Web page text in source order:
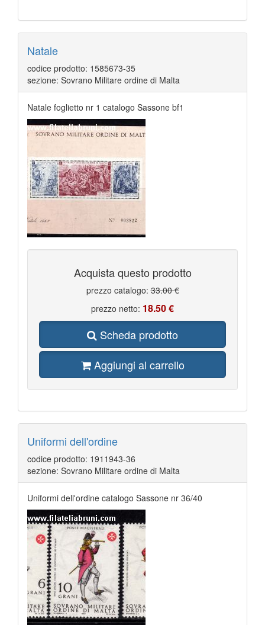
Natale
codice prodotto: 1585673-35
sezione: Sovrano Militare ordine di Malta
Natale foglietto nr 1 catalogo Sassone bf1
Acquista questo prodotto
prezzo catalogo:33.00 €
prezzo netto: 18.50 €
Scheda prodotto
Aggiungi al carrello
Uniformi dell'ordine
codice prodotto: 1911943-36
sezione: Sovrano Militare ordine di Malta
Uniformi dell'ordine catalogo Sassone nr 36/40